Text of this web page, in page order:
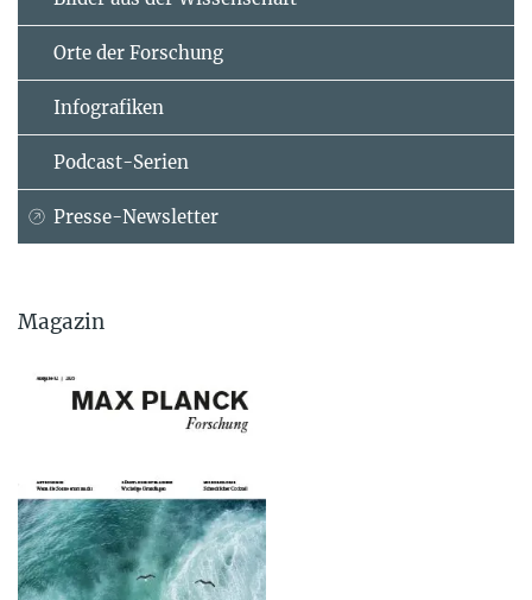
Orte der Forschung
Infografiken
Podcast-Serien
Presse-Newsletter
Magazin